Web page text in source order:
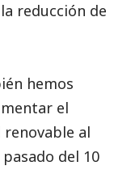
reducción de
hemos
el
al
del 10